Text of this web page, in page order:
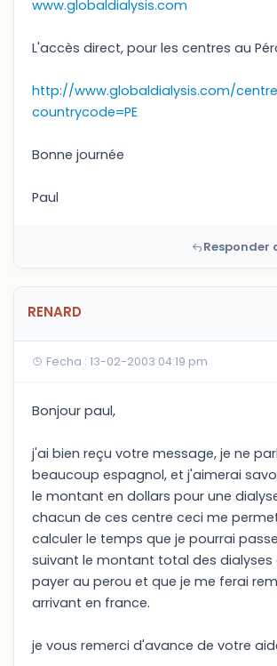
www.globaldialysis.com
L'accès direct, pour les centres au
http://www.globaldialysis.com/
countrycode=PE
Bonne journée
Paul
Responder
RENARD
Fecha : 13-02-2003 04:19 pm
Bonjour paul,
j'ai bien reçu votre message, je ne
beaucoup espagnol, et j'aimerai
le montant en dollars pour une
chacun de ces centre ceci me
calculer le temps que je pourrai
suivant le montant total des dialyses
payer au perou et que je me ferai
arrivant en france.
je vous remerci d'avance de votre